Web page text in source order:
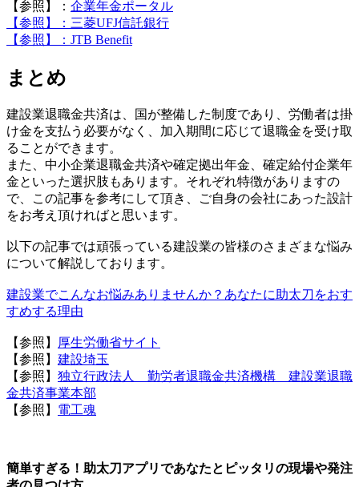
【参照】： 企業年金ポータル
【参照】：三菱UFJ信託銀行
【参照】：JTB Benefit
まとめ
建設業退職金共済は、国が整備した制度であり、労働者は掛
け金を支払う必要がなく、加入期間に応じて退職金を受け取
ることができます。
また、中小企業退職金共済や確定拠出年金、確定給付企業年
金といった選択肢もあります。それぞれ特徴がありますの
で、この記事を参考にして頂き、ご自身の会社にあった設計
をお考え頂ければと思います。
以下の記事では頑張っている建設業の皆様のさまざまな悩み
について解説しております。
建設業でこんなお悩みありませんか？あなたに助太刀をおす
すめする理由
【参照】
厚生労働省サイト
【参照】 建設埼玉
【参照】 独立行政法人 勤労者退職金共済機構 建設業退職
金共済事業本部
【参照】 電工魂
簡単すぎる！助太刀アプリであなたとピッタリの現場や発注